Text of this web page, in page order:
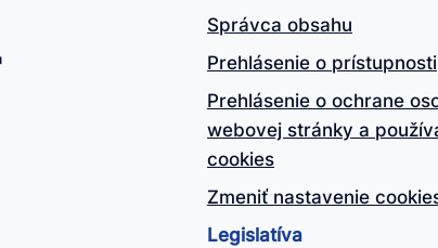
Správca obsahu
Prehlásenie o prístupnosti
Prehlásenie o ochrane
webovej stránky a
cookies
Zmeniť nastavenie
Legislatíva